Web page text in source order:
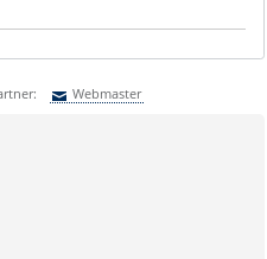
Webmaster